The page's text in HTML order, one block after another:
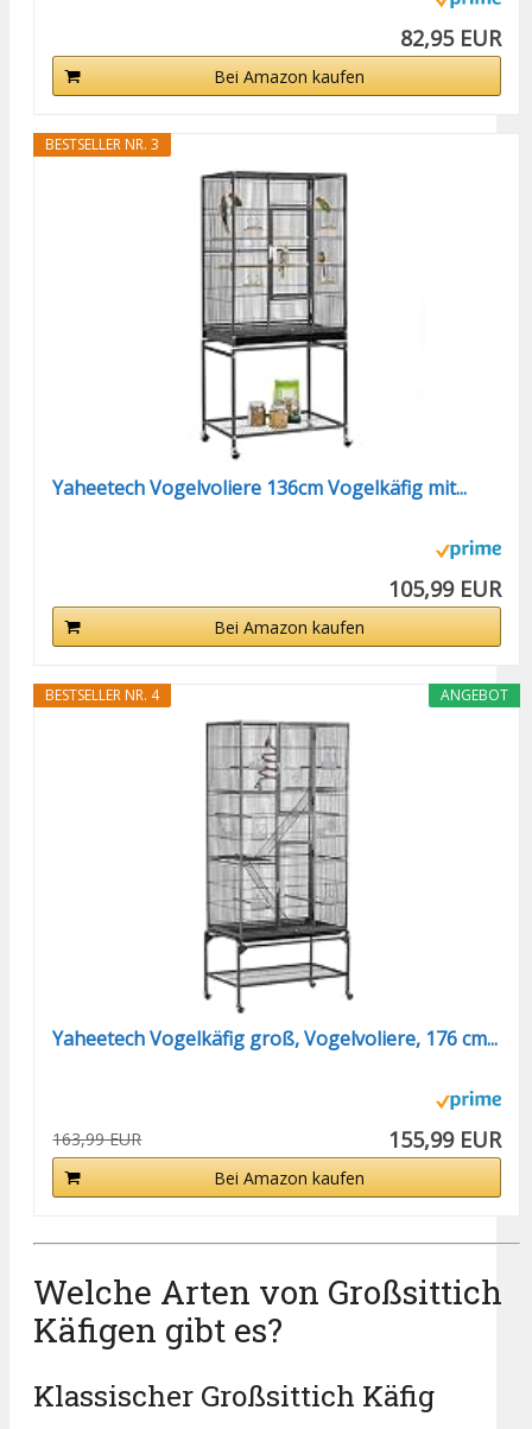
82,95 EUR
Bei Amazon kaufen
BESTSELLER NR. 3
Yaheetech Vogelvoliere 136cm Vogelkäfig mit...
105,99 EUR
Bei Amazon kaufen
ANGEBOT
BESTSELLER NR. 4
Yaheetech Vogelkäfig groß, Vogelvoliere, 176 cm...
163,99 EUR 155,99 EUR
Bei Amazon kaufen
Welche Arten von Großsittich
Käfigen gibt es?
Klassischer Großsittich Käfig